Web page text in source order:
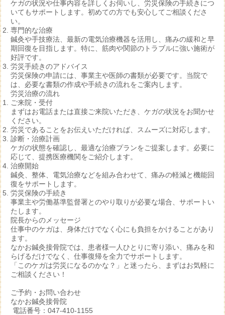
ケガの状況や仕事内容を詳しくお伺いし、労災保険の手続きにつ
いてもサポートします。初めての方でも安心してご相談くださ
い。
専門的な治療
鍼灸や手技療法、最新の電気治療機器を活用し、痛みの緩和と早
期回復を目指します。特に、筋肉や関節のトラブルに強い施術が
好評です。
労災手続きのアドバイス
労災保険の申請には、事業主や医師の書類が必要です。当院で
は、必要な書類の作成や手続きの流れをご案内します。
労災治療の流れ
ご来院・受付
まずはお電話または直接ご来院いただき、ケガの状況をお聞かせ
ください。
労災であることをお伝えいただければ、スムーズに対応します。
診断・治療計画
ケガの状態を確認し、最適な治療プランをご提案します。必要に
応じて、提携医療機関をご紹介します。
治療開始
鍼灸、整体、電気治療などを組み合わせて、痛みの軽減と機能回
復をサポートします。
労災保険の手続き
事業主や労働基準監督署とのやり取りが必要な場合、サポートい
たします。
院長からのメッセージ
仕事中のケガは、身体だけでなく心にも負担をかけることがあり
ます。
なかお鍼灸接骨院では、患者様一人ひとりに寄り添い、痛みを和
らげるだけでなく、仕事復帰を全力でサポートします。
「このケガは労災になるのかな？」と迷ったら、まずはお気軽に
ご相談ください！
ご予約・お問い合わせ
なかお鍼灸接骨院
電話番号：047-410-1155